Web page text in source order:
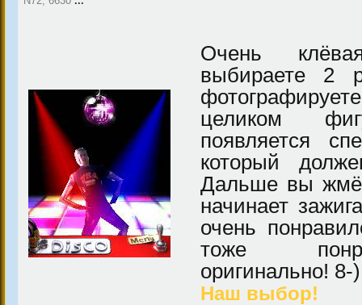
Очень
выбираете 2
целиком
появляется
который
Дальше вы
начинает
очень
тоже
оригинально! 8-)
Наш выбор!